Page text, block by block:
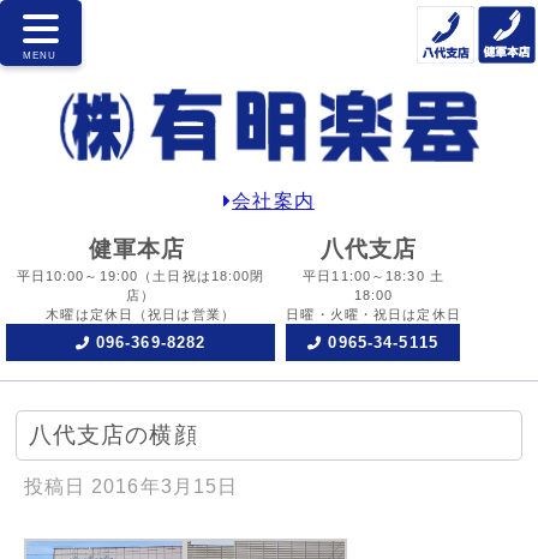
会社案内
健軍本店
平日10:00～19:00
（土日祝は18:00閉
店）
木曜は定休日
（祝日は営業）
096-369-8282
八代支店
平日11:00～18:30 土
18:00
日曜・火曜・祝日は定休日
0965-34-5115
八代支店の横顔
投稿日 2016年3月15日